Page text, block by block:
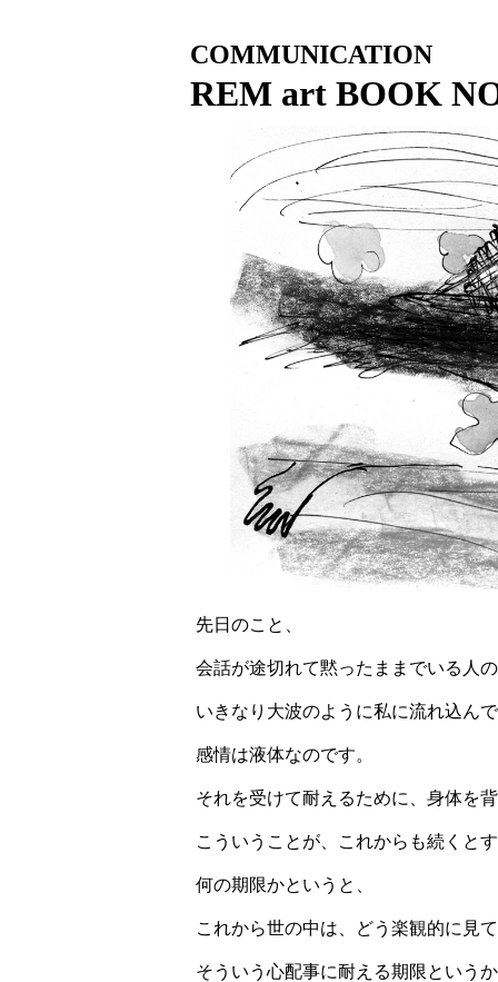
COMMUNICATION
REM art BOOK
先日のこと、
会話が途切れて黙ったままでいる人
いきなり大波のように私に流れ込ん
感情は液体なのです。
それを受けて耐えるために、身体を
こういうことが、これからも続くと
何の期限かというと、
これから世の中は、どう楽観的に見
そういう心配事に耐える期限という